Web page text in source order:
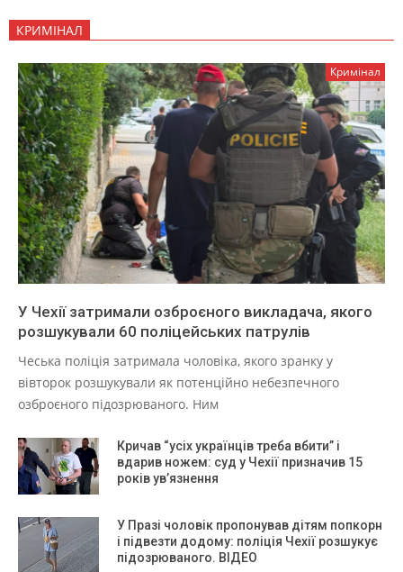
КРИМІНАЛ
Кримінал
У Чехії затримали озброєного викладача, якого
розшукували 60 поліцейських патрулів
Чеська поліція затримала чоловіка, якого зранку у
вівторок розшукували як потенційно небезпечного
озброєного підозрюваного. Ним
Кричав “усіх українців треба вбити” і
вдарив ножем: суд у Чехії призначив 15
років ув’язнення
У Празі чоловік пропонував дітям попкорн
і підвезти додому: поліція Чехії розшукує
підозрюваного. ВІДЕО